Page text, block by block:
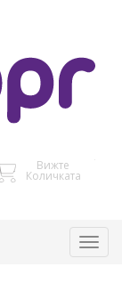
Вижте
Количката